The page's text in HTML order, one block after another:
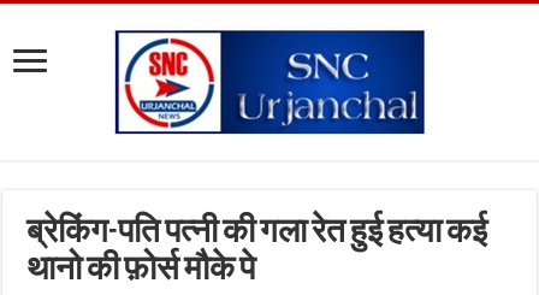
ब्रेकिंग-पति पत्नी की गला रेत हुई हत्या कई
थानो की फ़ोर्स मौके पे